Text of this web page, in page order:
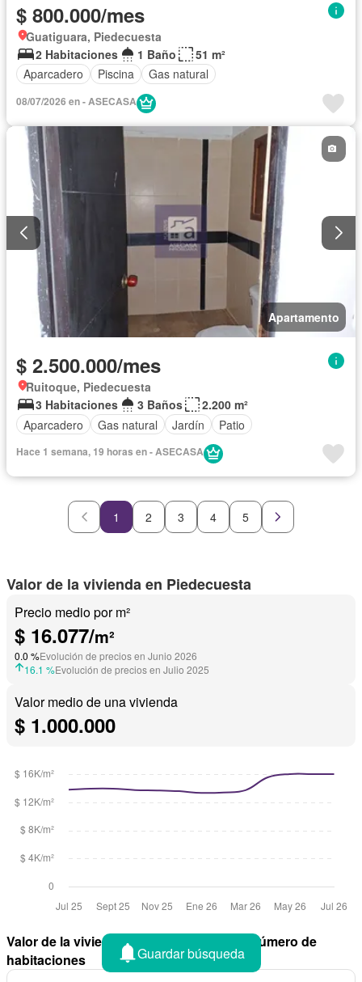
$ 800.000/mes
Guatiguara, Piedecuesta
2 Habitaciones
1 Baño
51 m²
Aparcadero
Piscina Gas natural
08/07/2026 en - ASECASA
Apartamento
$ 2.500.000/mes
Ruitoque, Piedecuesta
3 Habitaciones
3 Baños
2.200 m²
Aparcadero
Gas natural Jardín Patio
Hace 1 semana, 19 horas en - ASECASA
1 2 3 4 5
Valor de la vivienda en Piedecuesta
Precio medio por m²
$ 16.077/m²
0.0 %Evolución de precios en Junio 2026
16.1 %Evolución de precios en Julio 2025
Valor medio de una vivienda
$ 1.000.000
Valor de la vivienda en Piedecuesta por número de
habitaciones
Guardar búsqueda